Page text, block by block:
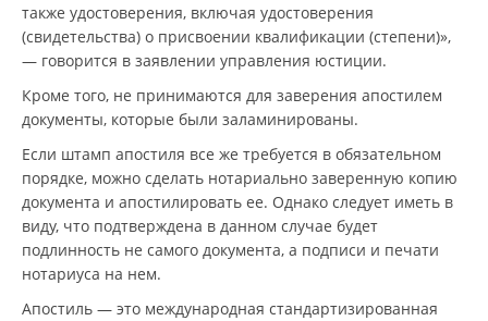
также удостоверения, включая удостоверения
(свидетельства) о присвоении квалификации (степени)»,
— говорится в заявлении управления юстиции.
Кроме того, не принимаются для заверения апостилем
документы, которые были заламинированы.
Если штамп апостиля все же требуется в обязательном
порядке, можно сделать нотариально заверенную копию
документа и апостилировать ее. Однако следует иметь в
виду, что подтверждена в данном случае будет
подлинность не самого документа, а подписи и печати
нотариуса на нем.
Апостиль — это международная стандартизированная